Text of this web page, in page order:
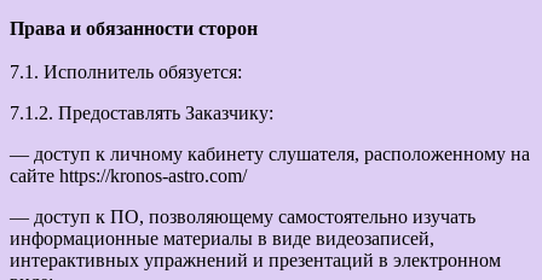
Права и обязанности сторон
7.1. Исполнитель обязуется:
7.1.2. Предоставлять Заказчику:
— доступ к личному кабинету слушателя, расположенному на
сайте https://kronos-astro.com/
— доступ к ПО, позволяющему самостоятельно изучать
информационные материалы в виде видеозаписей,
интерактивных упражнений и презентаций в электронном